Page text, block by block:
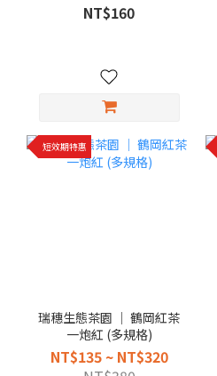
NT$160
短效期特惠
瑞穗生態茶園 │ 鶴岡紅茶
一炮紅 (多規格)
NT$135 ~ NT$320